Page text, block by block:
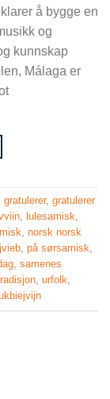
å bygge en
og
kunnskap
Málaga er
gratulerer, gratulerer
, lulesamisk,
, norsk norsk
, på sørsamisk,
, samenes
, urfolk,